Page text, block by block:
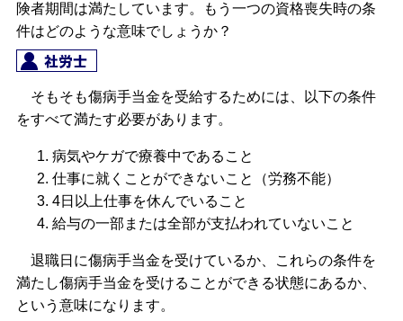
険者期間は満たしています。もう一つの資格喪失時の条
件はどのような意味でしょうか？
そもそも傷病手当金を受給するためには、以下の条件
をすべて満たす必要があります。
病気やケガで療養中であること
仕事に就くことができないこと（労務不能）
4日以上仕事を休んでいること
給与の一部または全部が支払われていないこと
退職日に傷病手当金を受けているか、これらの条件を
満たし傷病手当金を受けることができる状態にあるか、
という意味になります。